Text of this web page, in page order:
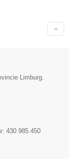
Limburg.
430 985 450